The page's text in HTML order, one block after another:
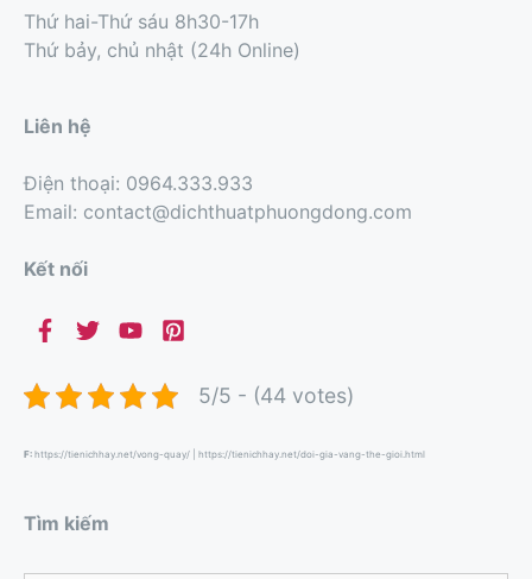
Thứ hai-Thứ sáu 8h30-17h
Thứ bảy, chủ nhật (24h Online)
Liên hệ
Điện thoại: 0964.333.933
Email: contact@dichthuatphuongdong.com
Kết nối
5/5 - (44 votes)
F: https://tienichhay.net/vong-quay/ https://tienichhay.net/doi-gia-vang-the-gioi.html
Tìm kiếm